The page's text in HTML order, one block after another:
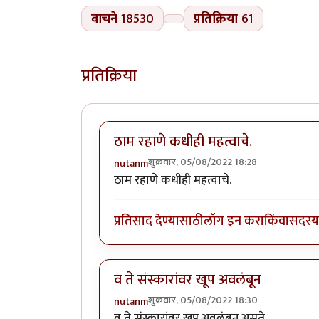
वाचने18530 प्रतिक्रिया 61
प्रतिक्रिया
ठाम रहाणे कधीही महत्वाचे.
nutanmशुक्रवार, 05/08/2022 18:28
ठाम रहाणे कधीही महत्वाचे.
प्रतिसाद देण्यासाठीलॉग इन कराकिंवासदस्य
व ते संस्कारांवर खूप अवलंबून
nutanmशुक्रवार, 05/08/2022 18:30